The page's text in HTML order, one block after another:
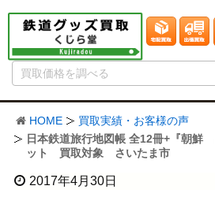
HOME
買取実績・お客様の声
日本鉄道旅行地図帳 全12冊+『朝
ット 買取対象 さいたま市
2017年4月30日